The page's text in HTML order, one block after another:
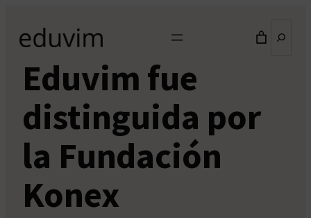
contenido
Eduvim fue
distinguida por
la Fundación
Konex